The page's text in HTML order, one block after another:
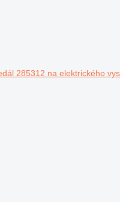
285312 na elektrického